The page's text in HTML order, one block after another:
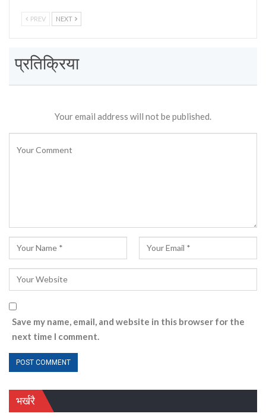
PREV NEXT
प्रतिक्रिया
Your email address will not be published.
Save my name, email, and website in this browser for the
next time I comment.
भर्खरै